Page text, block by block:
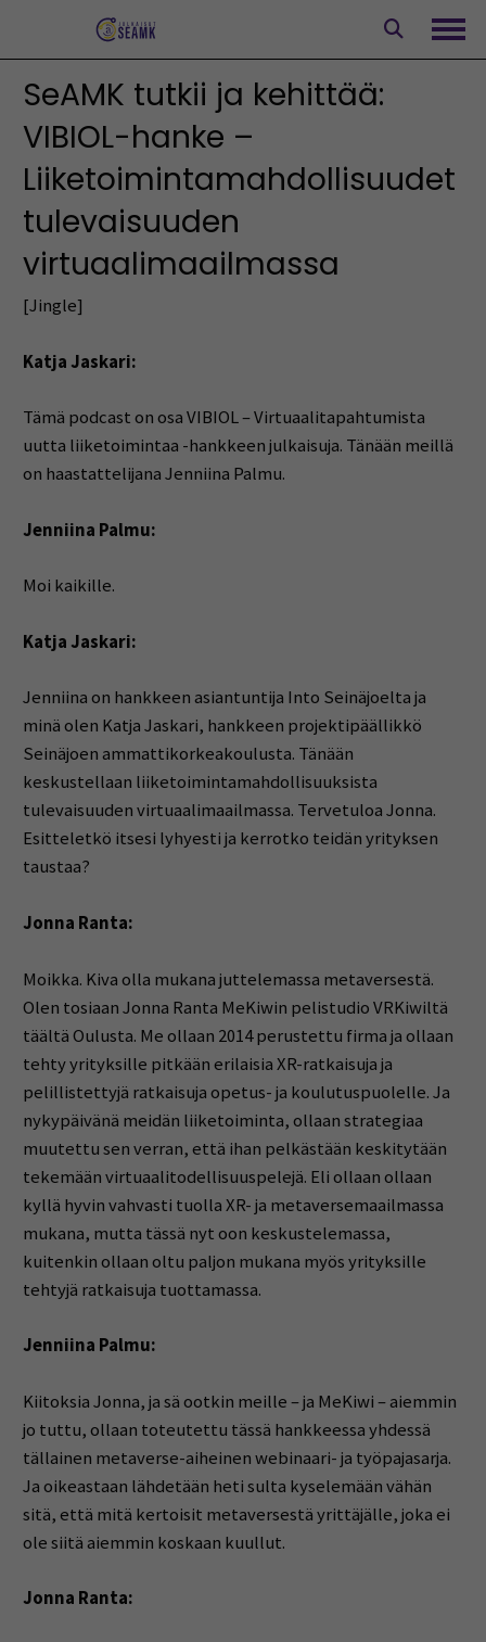
SeAMK tutkii ja kehittää:
VIBIOL-hanke –
Liiketoimintamahdollisuudet
tulevaisuuden
virtuaalimaailmassa
[Jingle]
Katja Jaskari:
Tämä podcast on osa VIBIOL – Virtuaalitapahtumista
uutta liiketoimintaa -hankkeen julkaisuja. Tänään meillä
on haastattelijana Jenniina Palmu.
Jenniina Palmu:
Moi kaikille.
Katja Jaskari:
Jenniina on hankkeen asiantuntija Into Seinäjoelta ja
minä olen Katja Jaskari, hankkeen projektipäällikkö
Seinäjoen ammattikorkeakoulusta. Tänään
keskustellaan liiketoimintamahdollisuuksista
tulevaisuuden virtuaalimaailmassa. Tervetuloa Jonna.
Esitteletkö itsesi lyhyesti ja kerrotko teidän yrityksen
taustaa?
Jonna Ranta:
Moikka. Kiva olla mukana juttelemassa metaversestä.
Olen tosiaan Jonna Ranta MeKiwin pelistudio VRKiwiltä
täältä Oulusta. Me ollaan 2014 perustettu firma ja ollaan
tehty yrityksille pitkään erilaisia XR-ratkaisuja ja
pelillistettyjä ratkaisuja opetus- ja koulutuspuolelle. Ja
nykypäivänä meidän liiketoiminta, ollaan strategiaa
muutettu sen verran, että ihan pelkästään keskitytään
tekemään virtuaalitodellisuuspelejä. Eli ollaan ollaan
kyllä hyvin vahvasti tuolla XR- ja metaversemaailmassa
mukana, mutta tässä nyt oon keskustelemassa,
kuitenkin ollaan oltu paljon mukana myös yrityksille
tehtyjä ratkaisuja tuottamassa.
Jenniina Palmu:
Kiitoksia Jonna, ja sä ootkin meille – ja MeKiwi – aiemmin
jo tuttu, ollaan toteutettu tässä hankkeessa yhdessä
tällainen metaverse-aiheinen webinaari- ja työpajasarja.
Ja oikeastaan lähdetään heti sulta kyselemään vähän
sitä, että mitä kertoisit metaversestä yrittäjälle, joka ei
ole siitä aiemmin koskaan kuullut.
Jonna Ranta: